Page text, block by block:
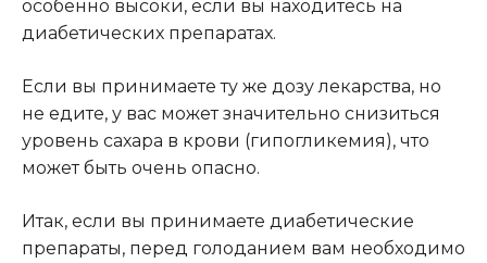
особенно высоки, если вы находитесь на
диабетических препаратах.
Если вы принимаете ту же дозу лекарства, но
не едите, у вас может значительно снизиться
уровень сахара в крови (гипогликемия), что
может быть очень опасно.
Итак, если вы принимаете диабетические
препараты, перед голоданием вам необходимо